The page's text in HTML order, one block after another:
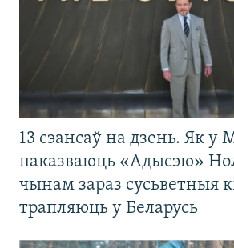
13 сэансаў на дзень. Як у
паказваюць «Адысэю»
чынам зараз сусьветныя
трапляюць у Беларусь